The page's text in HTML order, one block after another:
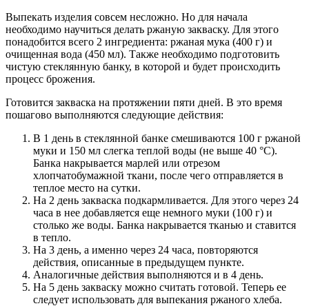
Выпекать изделия совсем несложно. Но для начала
необходимо научиться делать ржаную закваску. Для этого
понадобится всего 2 ингредиента: ржаная мука (400 г) и
очищенная вода (450 мл). Также необходимо подготовить
чистую стеклянную банку, в которой и будет происходить
процесс брожения.
Готовится закваска на протяжении пяти дней. В это время
пошагово выполняются следующие действия:
В 1 день в стеклянной банке смешиваются 100 г ржаной
муки и 150 мл слегка теплой воды (не выше 40 °С).
Банка накрывается марлей или отрезом
хлопчатобумажной ткани, после чего отправляется в
теплое место на сутки.
На 2 день закваска подкармливается. Для этого через 24
часа в нее добавляется еще немного муки (100 г) и
столько же воды. Банка накрывается тканью и ставится
в тепло.
На 3 день, а именно через 24 часа, повторяются
действия, описанные в предыдущем пункте.
Аналогичные действия выполняются и в 4 день.
На 5 день закваску можно считать готовой. Теперь ее
следует использовать для выпекания ржаного хлеба.